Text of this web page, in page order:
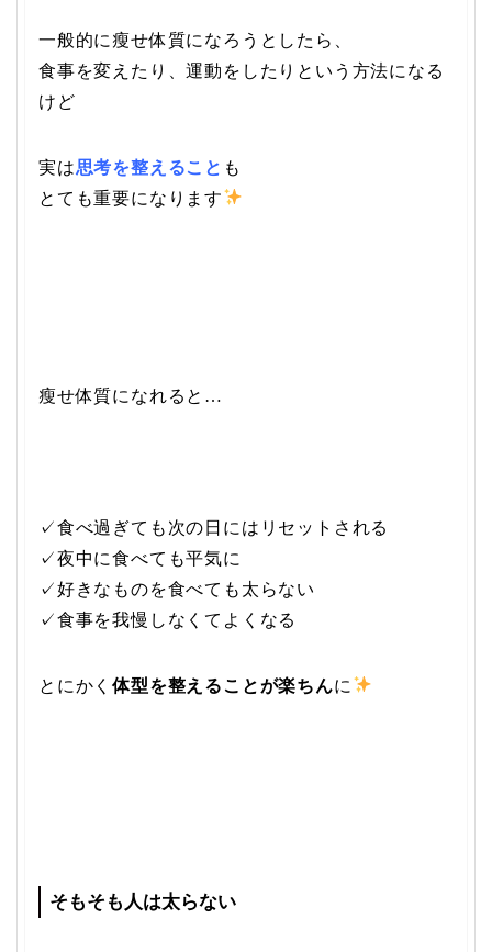
一般的に瘦せ体質になろうとしたら、
食事を変えたり、運動をしたりという方法になる
けど
実は思考を整えること も
とても重要になります
瘦せ体質になれると…
✓食べ過ぎても次の日にはリセットされる
✓夜中に食べても平気に
✓好きなものを食べても太らない
✓食事を我慢しなくてよくなる
とにかく体型を整えることが楽ちんに
そもそも人は太らない